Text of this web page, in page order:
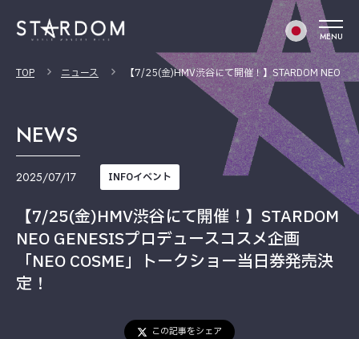
MENU
TOP ニュース 【7/25(金)HMV渋谷にて開催！】STARDOM NEO
NEWS
2025/07/17 INFOイベント
【7/25(金)HMV渋谷にて開催！】STARDOM
NEO GENESISプロデュースコスメ企画
「NEO COSME」トークショー当日券発売決
定！
この記事をシェア